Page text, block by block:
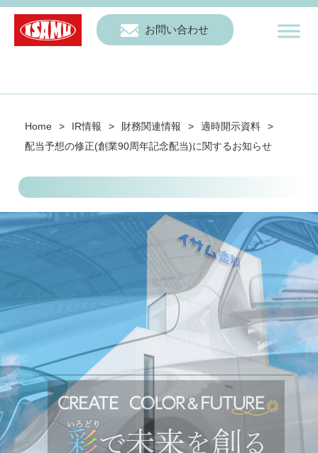
お問い合わせ
Home > IR情報 > 財務関連情報 > 適時開示資料
>
配当予想の修正(創業90周年記念配当)に関するお知らせ